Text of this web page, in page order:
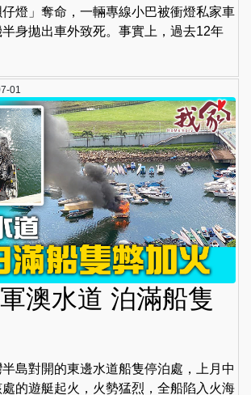
燈」奪命，一輛專線小巴被衝燈私家車
身拋出車外致死。事實上，過去12年
01
澳水道 泊滿船隻
島對開的東邊水道船隻停泊處，上月中
的遊艇起火，火勢猛烈，全船陷入火海